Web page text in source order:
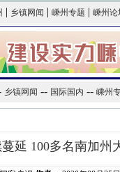
| 乡镇网闻 | 嵊州专题 | 嵊州论
乡镇网闻 -- 国际国内 -- 嵊州
延 100多名南加州